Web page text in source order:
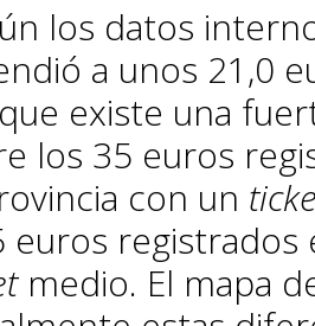
los datos
a unos 21,0
existe una
los 35 euros
con un
euros
medio. El mapa